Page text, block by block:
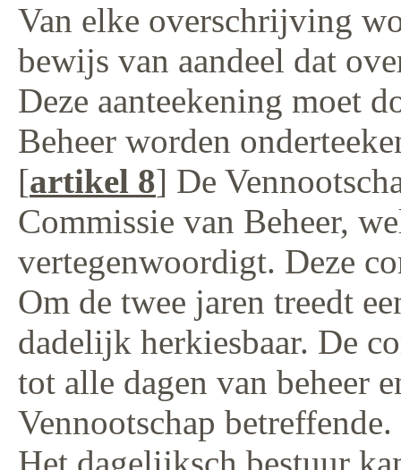
Van elke overschrijving
bewijs van aandeel dat
Deze aanteekening moet
Beheer worden
[artikel 8] De
Commissie van Beheer,
vertegenwoordigt. Deze
Om de twee jaren treedt
dadelijk herkiesbaar. De
tot alle dagen van beheer
Vennootschap betreffende.